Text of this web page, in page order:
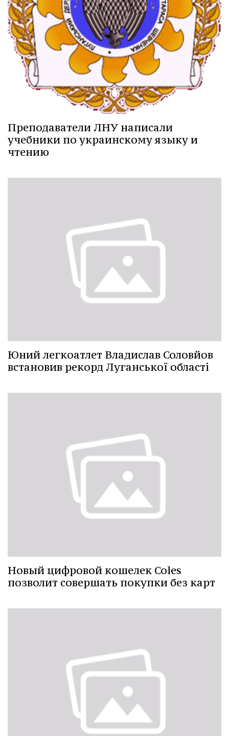
Преподаватели ЛНУ написали
учебники по украинскому языку и
чтению
Юний легкоатлет Владислав Соловйов
встановив рекорд Луганської області
Новый цифровой кошелек Coles
позволит совершать покупки без карт